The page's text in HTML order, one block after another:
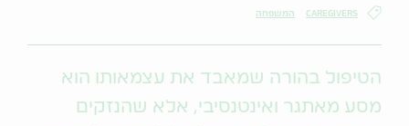
CAREGIVERS המשפחה
הטיפול בהורה שמאבד את עצמאותו הוא
מסע מאתגר ואינטנסיבי, אלא שהנזקים